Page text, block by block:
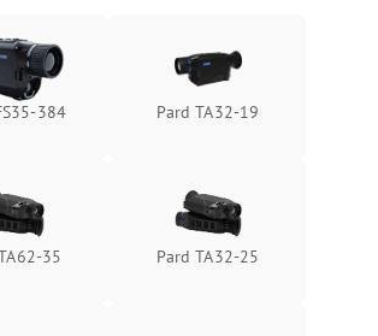
384 Pard TA32-19
35 Pard TA32-25